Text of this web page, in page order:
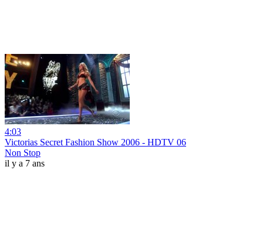
4:03
Victorias Secret Fashion Show 2006 - HDTV 06
Non Stop
il y a 7 ans